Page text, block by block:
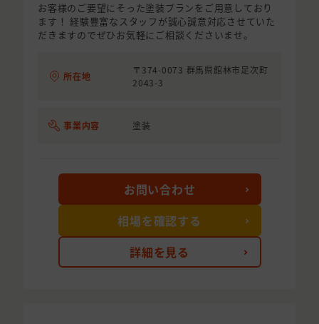
お客様のご要望にそった塗装プランをご用意しており
ます！ 経験豊富なスタッフが誠心誠意対応させていた
だきますのでぜひお気軽にご相談くださいませ。
所在地
〒374-0073 群馬県館林市足次町
2043-3
事業内容 塗装
詳細を見る
お問い合わせ
相場を確認する